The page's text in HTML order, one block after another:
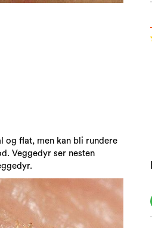
og flat, men kan bli rundere
Veggedyr ser nesten